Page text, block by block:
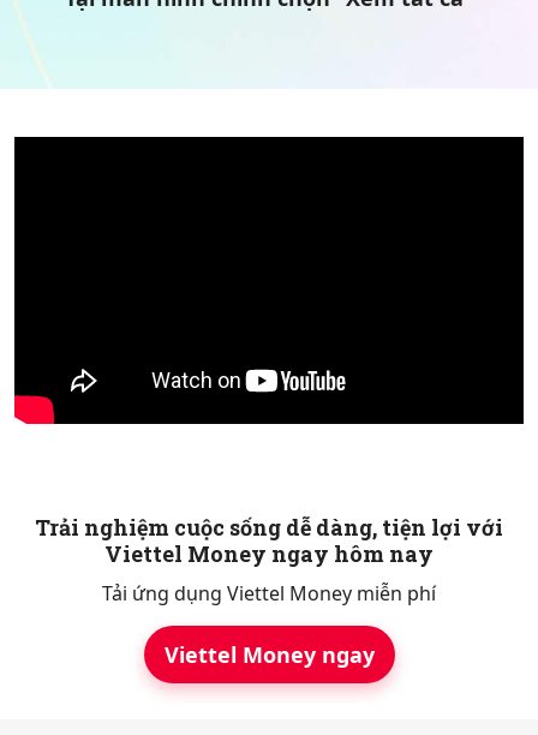
Trải nghiệm cuộc sống dễ dàng, tiện lợi với
Viettel Money ngay hôm nay
Tải ứng dụng Viettel Money miễn phí
Viettel Money ngay